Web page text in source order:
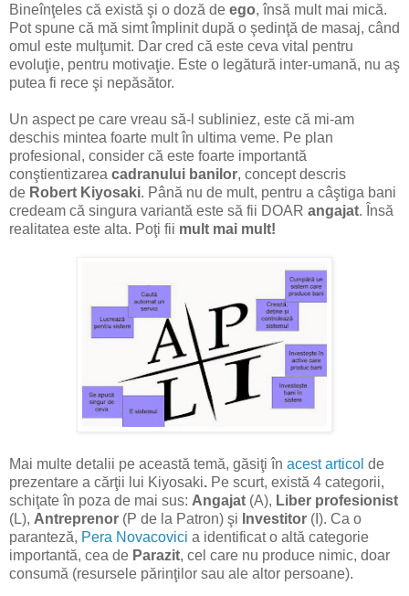
Bineînţeles că există şi o doză de ego, însă mult mai mică.
Pot spune că mă simt împlinit după o şedinţă de masaj, când
omul este mulţumit. Dar cred că este ceva vital pentru
evoluţie, pentru motivaţie. Este o legătură inter-umană, nu aş
putea fi rece şi nepăsător.
Un aspect pe care vreau să-l subliniez, este că mi-am
deschis mintea foarte mult în ultima veme. Pe plan
profesional, consider că este foarte importantă
conştientizarea cadranului banilor, concept descris
de Robert Kiyosaki. Până nu de mult, pentru a câştiga bani
credeam că singura variantă este să fii DOAR angajat. Însă
realitatea este alta. Poţi fii mult mai mult!
Mai multe detalii pe această temă, găsiţi în acest articol de
prezentare a cărţii lui Kiyosaki. Pe scurt, există 4 categorii,
schiţate în poza de mai sus: Angajat (A), Liber profesionist
(L), Antreprenor (P de la Patron) şi Investitor (I). Ca o
paranteză, Pera Novacovici a identificat o altă categorie
importantă, cea de Parazit, cel care nu produce nimic, doar
consumă (resursele părinţilor sau ale altor persoane).